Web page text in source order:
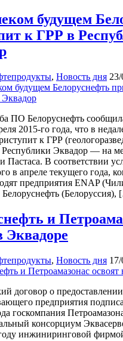
будущем
к ГРР в
, Новость дня
ПО Белоруснефть
2015-го года, что в
к ГРР
Республики Эквадор — на
Пастаса. В соответствии
в апреле текущего года,
предприятия ENAP
и
Эквадоре
, Новость дня
договор о
предприятия
госкомпания
консорциум
инжиниринговой